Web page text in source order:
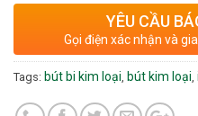
YÊU CẦU
Gọi điện xác nhận và
Tags: bút bi kim loại bút kim loại